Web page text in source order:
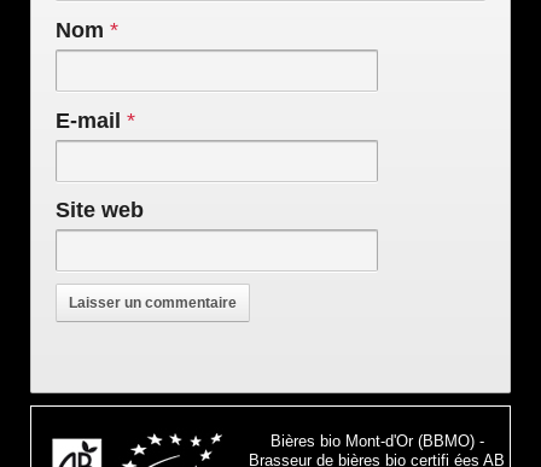
Nom *
E-mail *
Site web
Bières bio Mont-d'Or (BBMO) -
Brasseur de bières bio certifi ées AB